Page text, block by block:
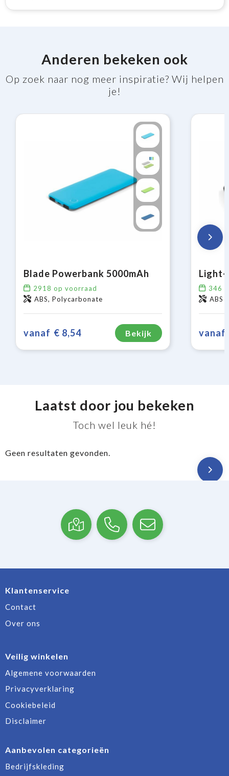
Anderen bekeken ook
Op zoek naar nog meer inspiratie? Wij helpen
je!
Blade Powerbank 5000mAh
2918 op voorraad
ABS, Polycarbonate
vanaf € 8,54 Bekijk
346
ABS
vanaf
Laatst door jou bekeken
Toch wel leuk hé!
Geen resultaten gevonden.
Klantenservice
Contact
Over ons
Veilig winkelen
Algemene voorwaarden
Privacyverklaring
Cookiebeleid
Disclaimer
Aanbevolen categorieën
Bedrijfskleding